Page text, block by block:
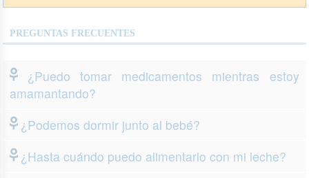
PREGUNTAS FRECUENTES
¿Puedo tomar medicamentos mientras estoy
amamantando?
¿Podemos dormir junto al bebé?
¿Hasta cuándo puedo alimentarlo con mi leche?